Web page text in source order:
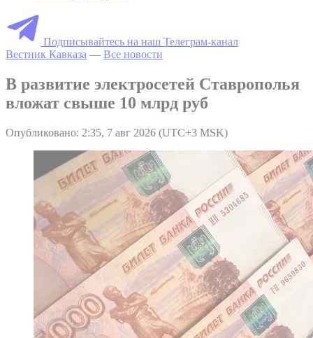
Подписывайтесь на наш Телеграм-канал
Вестник Кавказа — Все новости
В развитие электросетей Ставрополья
вложат свыше 10 млрд руб
Опубликовано: 2:35, 7 авг 2026 (UTC+3 MSK)